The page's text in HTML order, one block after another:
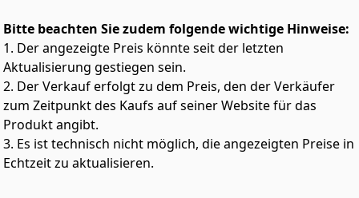
Bitte beachten Sie zudem folgende wichtige Hinweise:
1. Der angezeigte Preis könnte seit der letzten
Aktualisierung gestiegen sein.
2. Der Verkauf erfolgt zu dem Preis, den der Verkäufer
zum Zeitpunkt des Kaufs auf seiner Website für das
Produkt angibt.
3. Es ist technisch nicht möglich, die angezeigten Preise in
Echtzeit zu aktualisieren.